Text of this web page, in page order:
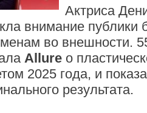
Актриса
внимание публики
во внешности.
Allure о
2025 года, и
результата.